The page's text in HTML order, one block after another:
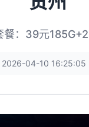
餐：39元
2026-04-10 16:25:05